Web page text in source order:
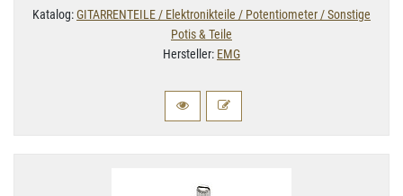
Katalog:GITARRENTEILE / Elektronikteile / Potentiometer / Sonstige
Potis & Teile
Hersteller: EMG